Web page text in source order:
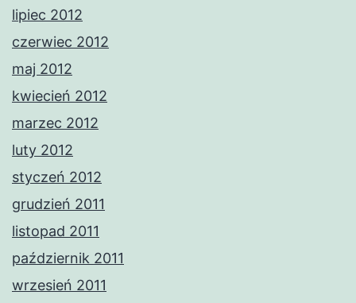
lipiec 2012
czerwiec 2012
maj 2012
kwiecień 2012
marzec 2012
luty 2012
styczeń 2012
grudzień 2011
listopad 2011
październik 2011
wrzesień 2011